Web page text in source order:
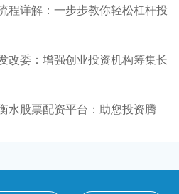
程详解：一步步教你轻松杠杆投
改委：增强创业投资机构筹集长
水股票配资平台：助您投资腾